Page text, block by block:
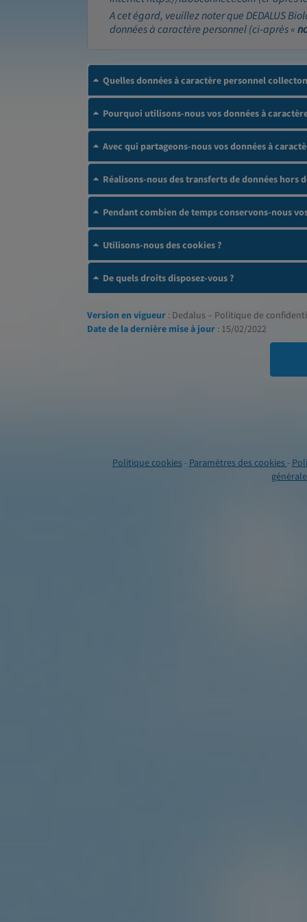
A cet égard, veuillez noter que DEDALUS
données à caractère personnel (ci-après «
Quelles données à caractère personnel
Pourquoi utilisons-nous vos données à
Avec qui partageons-nous vos données à
Réalisons-nous des transferts de données hors
Pendant combien de temps conservons-nous
Utilisons-nous des cookies ?
De quels droits disposez-vous ?
Version en vigueur : Dedalus – Politique de
Date de la dernière mise à jour : 15/02/2022
Politique cookies- Paramètres des cookies -